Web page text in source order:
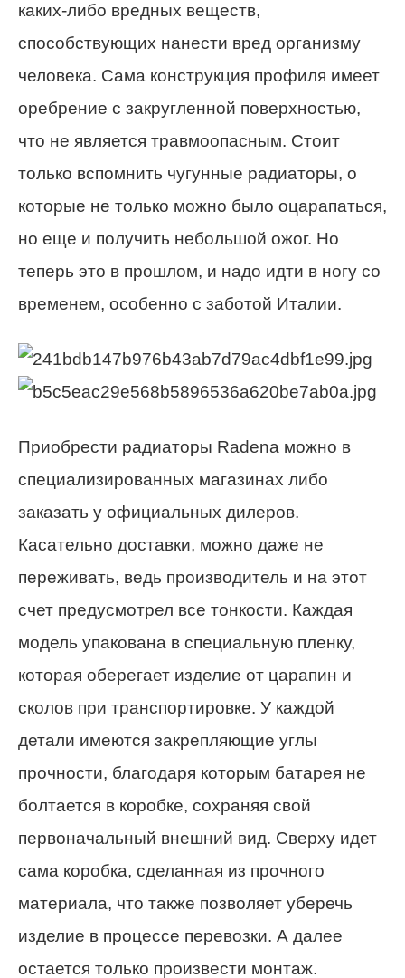
каких-либо вредных веществ,
способствующих нанести вред организму
человека. Сама конструкция профиля имеет
оребрение с закругленной поверхностью,
что не является травмоопасным. Стоит
только вспомнить чугунные радиаторы, о
которые не только можно было оцарапаться,
но еще и получить небольшой ожог. Но
теперь это в прошлом, и надо идти в ногу со
временем, особенно с заботой Италии.
Приобрести радиаторы Radena можно в
специализированных магазинах либо
заказать у официальных дилеров.
Касательно доставки, можно даже не
переживать, ведь производитель и на этот
счет предусмотрел все тонкости. Каждая
модель упакована в специальную пленку,
которая оберегает изделие от царапин и
сколов при транспортировке. У каждой
детали имеются закрепляющие углы
прочности, благодаря которым батарея не
болтается в коробке, сохраняя свой
первоначальный внешний вид. Сверху идет
сама коробка, сделанная из прочного
материала, что также позволяет уберечь
изделие в процессе перевозки. А далее
остается только произвести монтаж.